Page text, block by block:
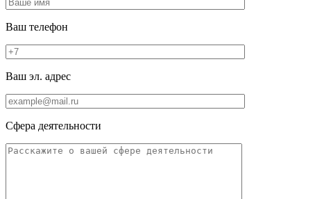
Ваш телефон
Ваш эл. адрес
Сфера деятельности